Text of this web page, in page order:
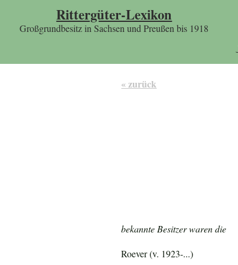
Rittergüter-Lexikon
Großgrundbesitz in Sachsen und Preußen bis 1918
« zurück
bekannte Besitzer waren die
Roever (v. 1923-...)